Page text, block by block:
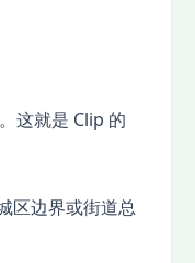
这就是 Clip 的
区边界或街道总